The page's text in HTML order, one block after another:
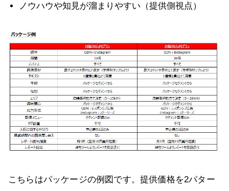
ノウハウや知見が溜まりやすい（提供側視点）
こちらはパッケージの例図です。提供価格を2パター